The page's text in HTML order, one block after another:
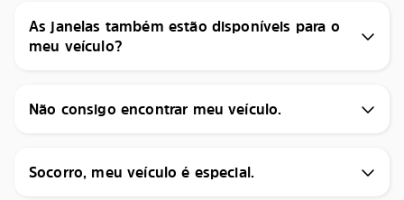
As janelas também estão disponíveis para o
meu veículo?
Não consigo encontrar meu veículo.
Socorro, meu veículo é especial.